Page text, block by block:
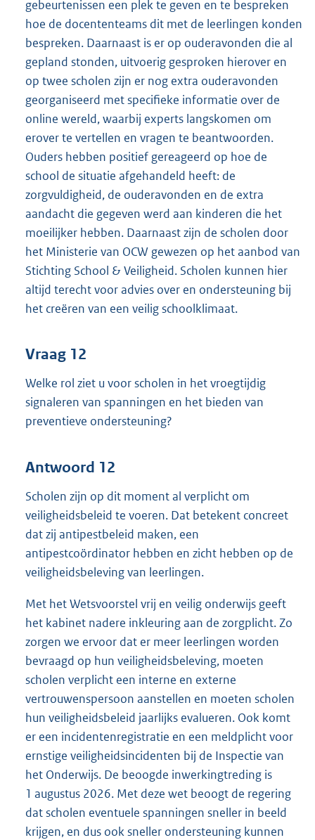
gebeurtenissen een plek te geven en te bespreken
hoe de docententeams dit met de leerlingen konden
bespreken. Daarnaast is er op ouderavonden die al
gepland stonden, uitvoerig gesproken hierover en
op twee scholen zijn er nog extra ouderavonden
georganiseerd met specifieke informatie over de
online wereld, waarbij experts langskomen om
erover te vertellen en vragen te beantwoorden.
Ouders hebben positief gereageerd op hoe de
school de situatie afgehandeld heeft: de
zorgvuldigheid, de ouderavonden en de extra
aandacht die gegeven werd aan kinderen die het
moeilijker hebben. Daarnaast zijn de scholen door
het Ministerie van OCW gewezen op het aanbod van
Stichting School & Veiligheid. Scholen kunnen hier
altijd terecht voor advies over en ondersteuning bij
het creëren van een veilig schoolklimaat.
Vraag 12
Welke rol ziet u voor scholen in het vroegtijdig
signaleren van spanningen en het bieden van
preventieve ondersteuning?
Antwoord 12
Scholen zijn op dit moment al verplicht om
veiligheidsbeleid te voeren. Dat betekent concreet
dat zij antipestbeleid maken, een
antipestcoördinator hebben en zicht hebben op de
veiligheidsbeleving van leerlingen.
Met het Wetsvoorstel vrij en veilig onderwijs geeft
het kabinet nadere inkleuring aan de zorgplicht. Zo
zorgen we ervoor dat er meer leerlingen worden
bevraagd op hun veiligheidsbeleving, moeten
scholen verplicht een interne en externe
vertrouwenspersoon aanstellen en moeten scholen
hun veiligheidsbeleid jaarlijks evalueren. Ook komt
er een incidentenregistratie en een meldplicht voor
ernstige veiligheidsincidenten bij de Inspectie van
het Onderwijs. De beoogde inwerkingtreding is
1 augustus 2026. Met deze wet beoogt de regering
dat scholen eventuele spanningen sneller in beeld
krijgen, en dus ook sneller ondersteuning kunnen